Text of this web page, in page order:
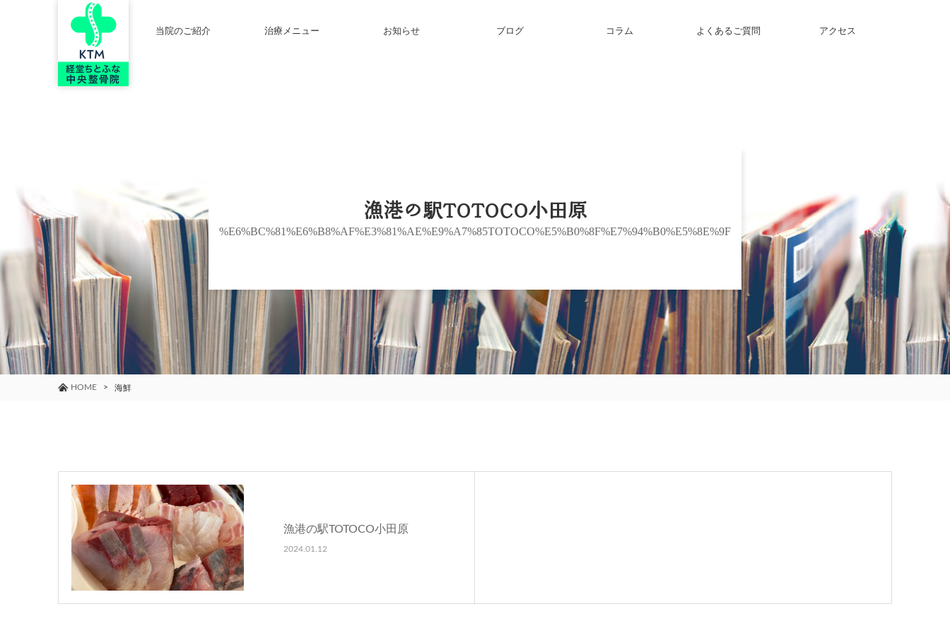
当院のご紹介 治療メニュー お知らせ ブログ コラム よくあるご質問 アクセス
漁港の駅TOTOCO小田原
%E6%BC%81%E6%B8%AF%E3%81%AE%E9%A7%85TOTOCO%E5%B0%8F%E7%94%B0%E5%8E%9F
HOME 海鮮
漁港の駅TOTOCO小田原
2024.01.12